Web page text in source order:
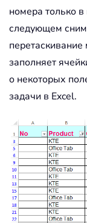
номера только
следующем
заполняет
о некоторых
задачи в Excel.